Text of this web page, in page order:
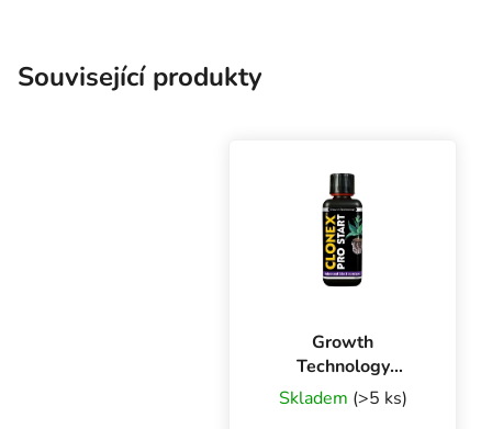
Související produkty
Growth
Technology
Clonex Pro Start,
300 ml
Skladem (>5 ks)